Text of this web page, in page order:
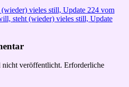
vieles still, Update 224 vom
steht (wieder) vieles still, Update
veröffentlicht. Erforderliche